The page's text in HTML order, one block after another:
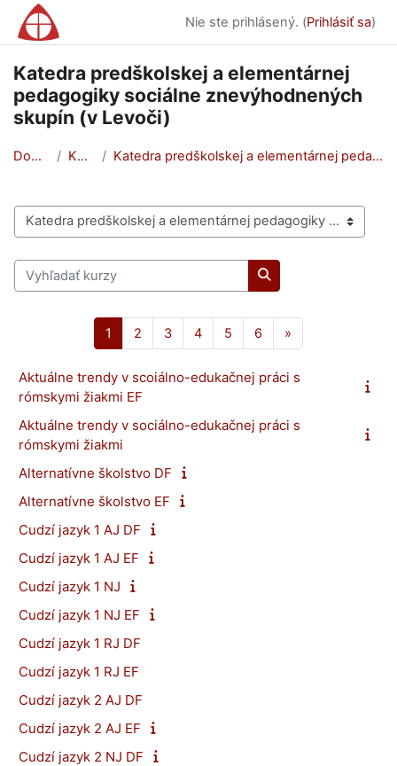
Preskočiť na hlavný obsah
Nie ste prihlásený. (Prihlásiť sa)
Katedra predškolskej a elementárnej
pedagogiky sociálne znevýhodnených
skupín (v Levoči)
Domov Kurzy Katedra predškolskej a elementárnej pedagogiky soc...
Kategórie kurzov
Vyhľadať kurzy
Vyhľadať kurzy
1 Strana 1
2 Strana 2
3Strana 3
4Strana 4
5 Strana 5
6Strana 6
»
Aktuálne trendy v scoiálno-edukačnej práci s
rómskymi žiakmi EF
Aktuálne trendy v sociálno-edukačnej práci s
rómskymi žiakmi
Alternatívne školstvo DF
Alternatívne školstvo EF
Cudzí jazyk 1 AJ DF
Cudzí jazyk 1 AJ EF
Cudzí jazyk 1 NJ
Cudzí jazyk 1 NJ EF
Cudzí jazyk 1 RJ DF
Cudzí jazyk 1 RJ EF
Cudzí jazyk 2 AJ DF
Cudzí jazyk 2 AJ EF
Cudzí jazyk 2 NJ DF